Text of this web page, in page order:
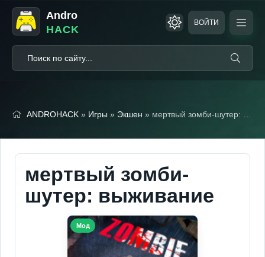
Andro
HACK
ВОЙТИ
ANDROHACK » Игры » Экшен » мертвый зомби-шутер: выживание (Мод меню)
мертвый зомби-
шутер: выживание
Мод